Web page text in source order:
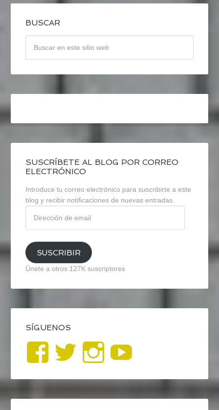
BUSCAR
SUSCRÍBETE AL BLOG POR CORREO
ELECTRÓNICO
Introduce tu correo electrónico para suscribirte a este
blog y recibir notificaciones de nuevas entradas.
email
SUSCRIBIR
Únete a otros 127K suscriptores
SÍGUENOS
Ver
perfil
de
Ver
perfil
de
Ver
perfil
de